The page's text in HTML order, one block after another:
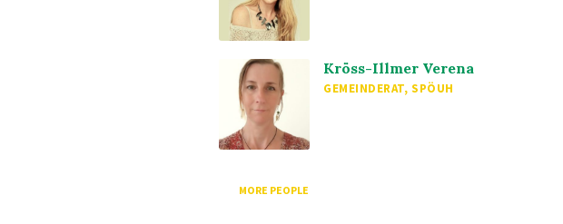
Kröss-Illmer Verena
GEMEINDERAT, SPÖUH
MORE PEOPLE